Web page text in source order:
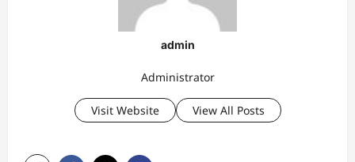
admin
Administrator
Visit Website View All Posts